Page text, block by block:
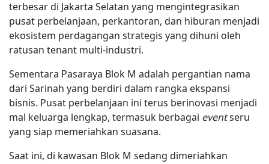
terbesar di Jakarta Selatan yang mengintegrasikan
pusat perbelanjaan, perkantoran, dan hiburan menjadi
ekosistem perdagangan strategis yang dihuni oleh
ratusan tenant multi-industri.
Sementara Pasaraya Blok M adalah pergantian nama
dari Sarinah yang berdiri dalam rangka ekspansi
bisnis. Pusat perbelanjaan ini terus berinovasi menjadi
mal keluarga lengkap, termasuk berbagai eventseru
yang siap memeriahkan suasana.
Saat ini, di kawasan Blok M sedang dimeriahkan